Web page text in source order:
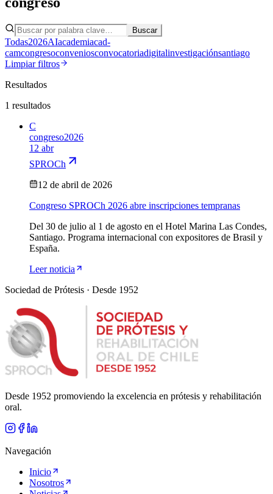
Buscar
Todas2026AIacademiacad-
camcongresoconveniosconvocatoriadigitalinvestigaciónsantiago
Limpiar filtros
Resultados
1 resultados
C
congreso2026
12 abr
SPROCh
12 de abril de 2026
Congreso SPROCh 2026 abre inscripciones tempranas
Del 30 de julio al 1 de agosto en el Hotel Marina Las Condes,
Santiago. Programa internacional con expositores de Brasil y
España.
Leer noticia
Sociedad de Prótesis · Desde 1952
Desde 1952 promoviendo la excelencia en prótesis y rehabilitación
oral.
Navegación
Inicio
Nosotros